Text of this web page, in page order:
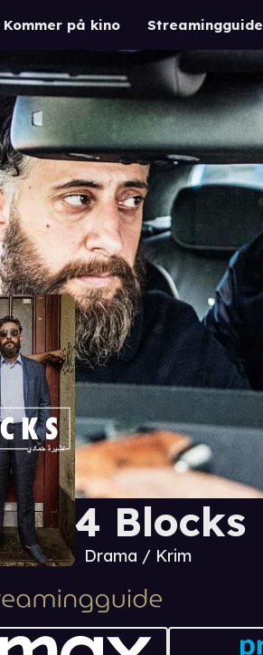
Kommer på kino Streamingguide
4 Blocks
Drama / Krim